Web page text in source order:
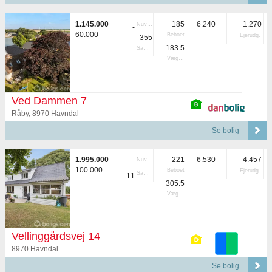
1.145.000
60.000
- Nuvær.
355
Samlet
185
Beboet
183.5
Vægtet
6.240 1.270
Ejerudg.
Ved Dammen 7
Råby, 8970 Havndal
Se bolig
1.995.000
100.000
- Nuvær.
11 Samlet
221
Beboet
305.5
Vægtet
6.530 4.457
Ejerudg.
Vellinggårdsvej 14
8970 Havndal
Se bolig